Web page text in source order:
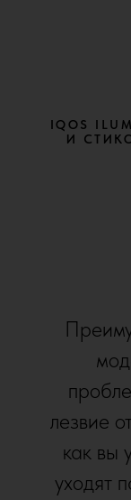
IQOS
И
лезвие
как вы
уходят